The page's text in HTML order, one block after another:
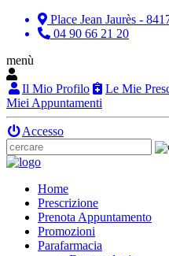
Place Jean Jaurès -
04 90 66 21 20
menù
Il Mio Profilo Le Mie
Miei Appuntamenti
Accesso
Home
Prescrizione
Prenota Appuntamento
Promozioni
Parafarmacia